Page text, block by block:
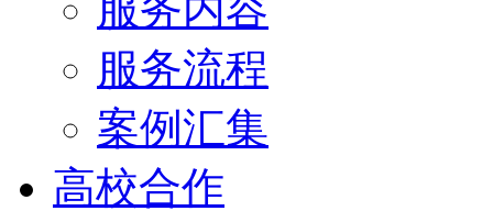
服务流程
案例汇集
高校合作